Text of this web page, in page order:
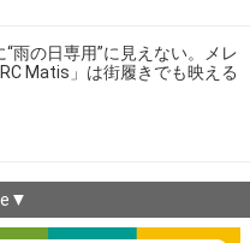
雨の日専用”に見えない。メレ
Matis」は街履きでも映える